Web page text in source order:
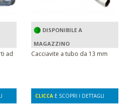
ad
DISPONIBILE A
MAGAZZINO
Cacciavite a tubo da 13 mm
CLICCA E SCOPRI I DETTAGLI